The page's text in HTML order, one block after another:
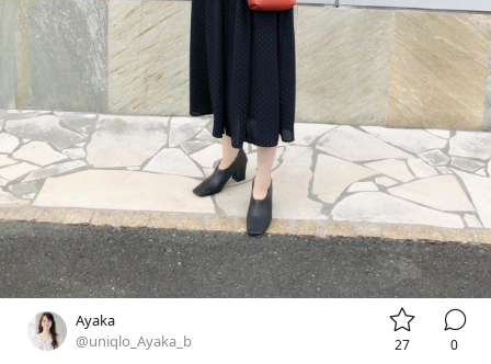
Ayaka
@uniqlo_Ayaka_b

27

0